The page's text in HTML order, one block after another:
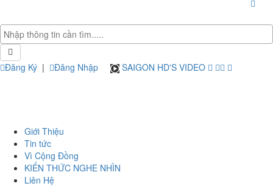
Đăng Ký | Đăng Nhập SAIGON HD'S VIDEO
Giới Thiệu
Tin tức
Vì Cộng Đồng
KIẾN THỨC NGHE NHÌN
Liên Hệ